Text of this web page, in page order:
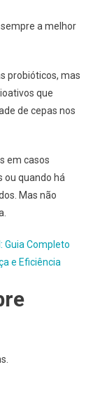
a melhor
probióticos, mas
que
de cepas nos
em casos
ou quando há
Mas não
Guia Completo
e Eficiência